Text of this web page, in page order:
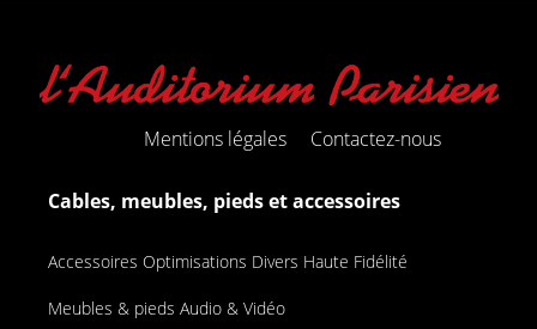
Mentions légales Contactez-nous
Cables, meubles, pieds et accessoires
Accessoires Optimisations Divers Haute Fidélité
Meubles & pieds Audio & Vidéo